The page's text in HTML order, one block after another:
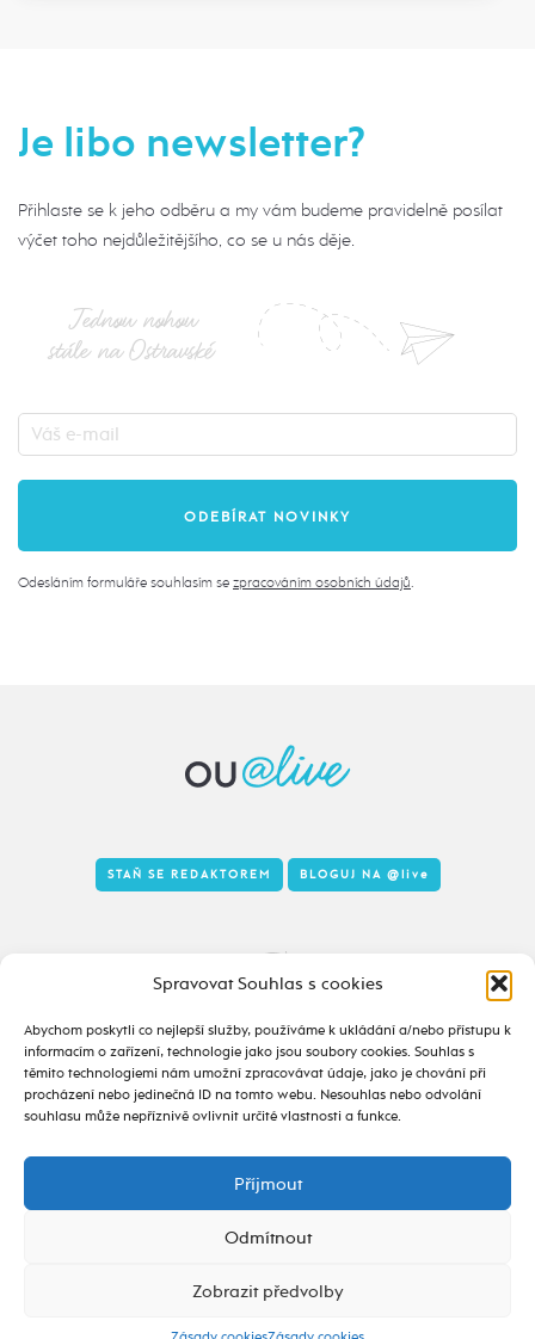
Spravovat Souhlas s cookies
Abychom poskytli co nejlepší služby, používáme k ukládání a/nebo přístupu k
informacím o zařízení, technologie jako jsou soubory cookies. Souhlas s
těmito technologiemi nám umožní zpracovávat údaje, jako je chování při
procházení nebo jedinečná ID na tomto webu. Nesouhlas nebo odvolání
souhlasu může nepříznivě ovlivnit určité vlastnosti a funkce.
Příjmout
Odmítnout
Zobrazit předvolby
Je libo newsletter?
Přihlaste se k jeho odběru a my vám budeme pravidelně posílat
výčet toho nejdůležitějšího, co se u nás děje.
Jednou nohou
stále na Ostravské
Odesláním formuláře souhlasím se zpracováním osobních údajů
Tady to taky žije
alive.osu.cz- ISSN 2695-0022
design od
STAŇ SE REDAKTOREM BLOGUJ NA @live